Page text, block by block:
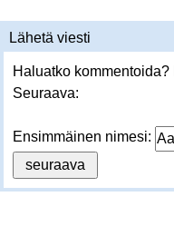
Lähetä viesti
Haluatko
Seuraava:
Ensimmäinen nimesi: